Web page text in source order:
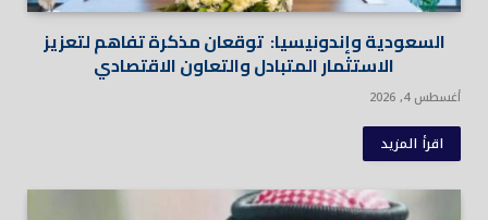
السعودية وإندونيسيا: توقعان مذكرة تفاهم لتعزيز
الاستثمار المتبادل والتعاون الاقتصادي
أغسطس 4, 2026
اقرأ المزيد